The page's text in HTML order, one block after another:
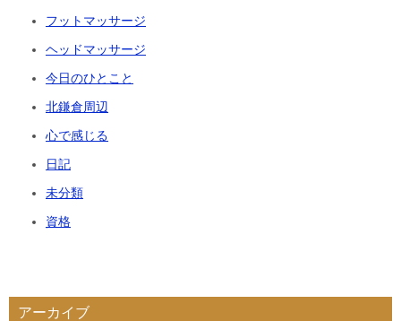
フットマッサージ
ヘッドマッサージ
今日のひとこと
北鎌倉周辺
心で感じる
日記
未分類
資格
アーカイブ